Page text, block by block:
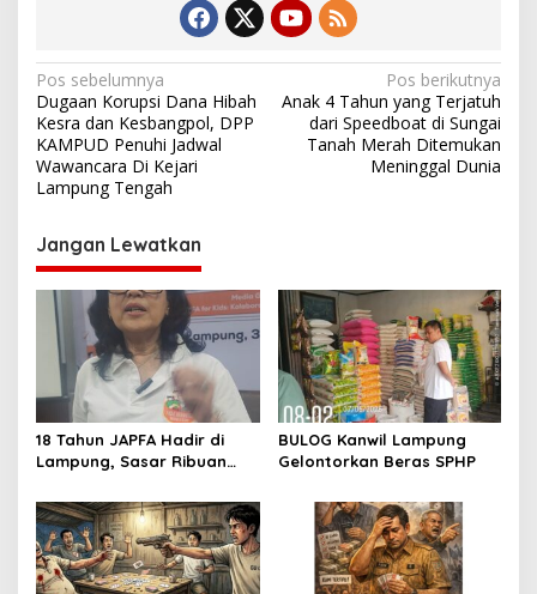
N
a
v
i
a
s
o
s
Pos sebelumnya
Dugaan Korupsi Dana Hibah
Kesra dan Kesbangpol, DPP
KAMPUD Penuhi Jadwal
Wawancara Di Kejari
Lampung Tengah
Pos berikutnya
Anak 4 Tahun yang Terjatuh
dari Speedboat di Sungai
Tanah Merah Ditemukan
Meninggal Dunia
Jangan Lewatkan
18 Tahun JAPFA Hadir di
Lampung, Sasar Ribuan
Sehat
BULOG Kanwil Lampung
Gelontorkan Beras SPHP